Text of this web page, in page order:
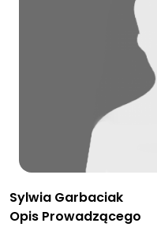
Sylwia Garbaciak
Opis Prowadzącego